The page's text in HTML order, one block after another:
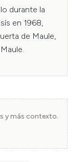
durante la
en 1968,
de Maule,
y continúa
ofrendas y
buscan honrar
y
y más contexto.